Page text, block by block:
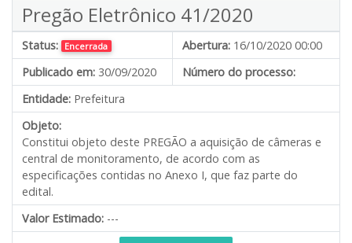
Pregão Eletrônico 41/2020
Status: Encerrada Abertura: 16/10/2020 00:00
Publicado em: 30/09/2020
Número do processo:
Entidade: Prefeitura
Objeto:
Constitui objeto deste PREGÃO a aquisição de câmeras e
central de monitoramento, de acordo com as
especificações contidas no Anexo I, que faz parte do
edital.
Valor Estimado: ---